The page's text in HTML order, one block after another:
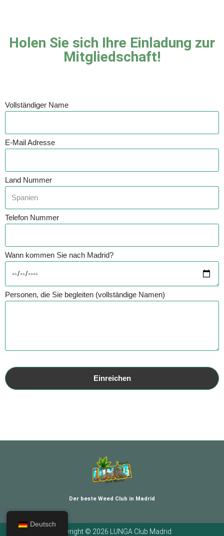
Holen Sie sich Ihre Einladung zur
Mitgliedschaft!
Vollständiger Name
E-Mail Adresse
Land Nummer
Telefon Nummer
Wann kommen Sie nach Madrid?
Personen, die Sie begleiten (vollständige Namen)
Der beste Weed Club in Madrid
Copyright © 2026 LUNGA Club Madrid
Deutsch